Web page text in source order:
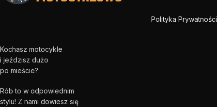
Polityka Prywatności
Kochasz motocykle
i jeździsz dużo
po mieście?
Rób to w odpowiednim
stylu! Z nami dowiesz się